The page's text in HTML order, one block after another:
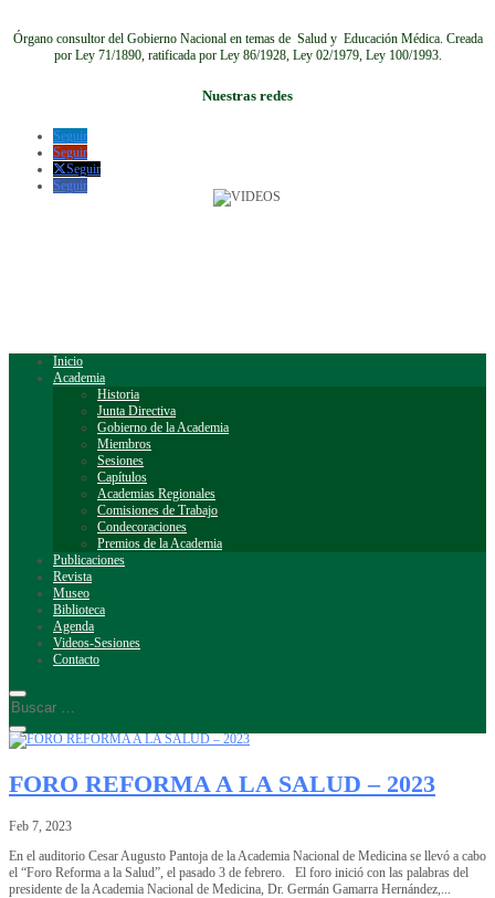
Órgano consultor del Gobierno Nacional en temas de Salud y Educación Médica. Creada
por Ley 71/1890, ratificada por Ley 86/1928, Ley 02/1979, Ley 100/1993.
Nuestras redes
Seguir
Seguir
Seguir
Seguir
Inicio
Academia
Historia
Junta Directiva
Gobierno de la Academia
Miembros
Sesiones
Capítulos
Academias Regionales
Comisiones de Trabajo
Condecoraciones
Premios de la Academia
Publicaciones
Revista
Museo
Biblioteca
Agenda
Videos-Sesiones
Contacto
FORO REFORMA A LA SALUD – 2023
Feb 7, 2023
En el auditorio Cesar Augusto Pantoja de la Academia Nacional de Medicina se llevó a cabo
el “Foro Reforma a la Salud”, el pasado 3 de febrero. El foro inició con las palabras del
presidente de la Academia Nacional de Medicina, Dr. Germán Gamarra Hernández,...